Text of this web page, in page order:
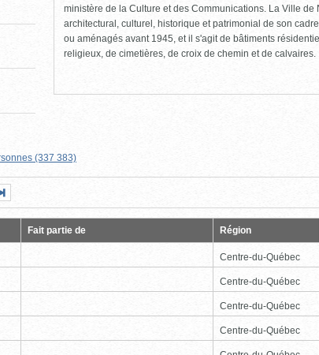
ministère de la Culture et des Communications. La Ville de
architectural, culturel, historique et patrimonial de son
ou aménagés avant 1945, et il s'agit de bâtiments
religieux, de cimetières, de croix de chemin et de calvaires.
(337 383)
Fait partie de Région
Centre-du-Québec
Centre-du-Québec
Centre-du-Québec
Centre-du-Québec